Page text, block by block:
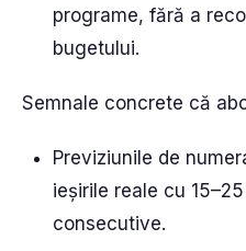
programe, fără a
bugetului.
Semnale concrete că
Previziunile de
ieșirile reale cu
consecutive.